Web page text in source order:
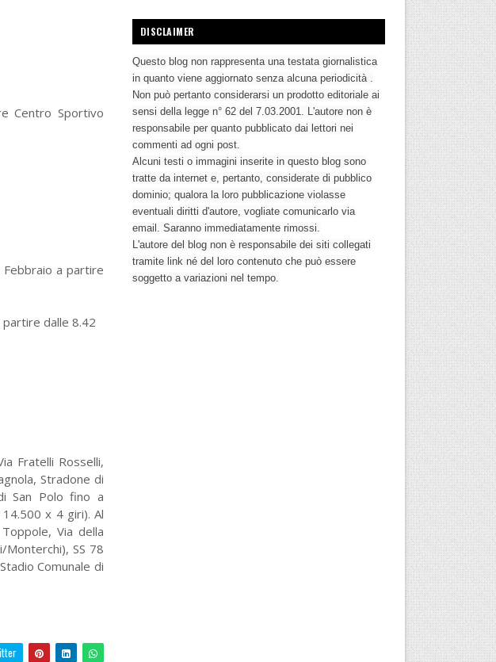
Centro Sportivo
Febbraio a partire
partire dalle 8.42
Fratelli Rosselli,
Stradone di
San Polo fino a
14.500 x 4 giri). Al
Via della
Monterchi), SS 78
Comunale di
DISCLAIMER
Questo blog non rappresenta una testata giornalistica
in quanto viene aggiornato senza alcuna periodicità .
Non può pertanto considerarsi un prodotto editoriale ai
sensi della legge n° 62 del 7.03.2001. L'autore non è
responsabile per quanto pubblicato dai lettori nei
commenti ad ogni post.
Alcuni testi o immagini inserite in questo blog sono
tratte da internet e, pertanto, considerate di pubblico
dominio; qualora la loro pubblicazione violasse
eventuali diritti d'autore, vogliate comunicarlo via
email. Saranno immediatamente rimossi.
L'autore del blog non è responsabile dei siti collegati
tramite link né del loro contenuto che può essere
soggetto a variazioni nel tempo.